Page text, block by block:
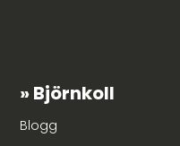
Björnkoll
Blogg